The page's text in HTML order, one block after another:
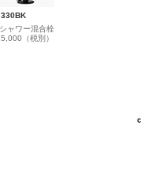
ャワー混合栓
（税別）